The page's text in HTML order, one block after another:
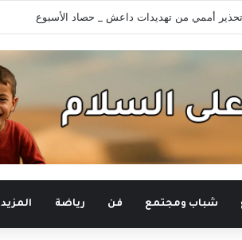
أممي من تهديدات داعش _ حصاد الأسبوع
شباب ومجتمع فن رياضة المزيد